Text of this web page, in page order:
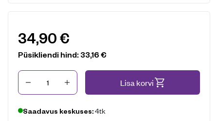
34,90€
Püsikliendi hind:33,16€
Kogus Lisa korvi
Saadavus keskuses:4tk